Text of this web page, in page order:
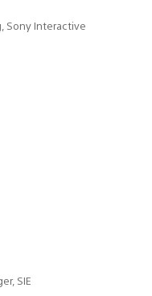
Sony Interactive
SIE